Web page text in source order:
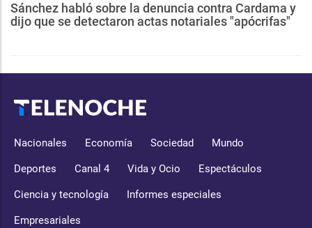
Sánchez habló sobre la denuncia contra Cardama y
dijo que se detectaron actas notariales "apócrifas"
Nacionales Economía Sociedad Mundo
Deportes Canal 4 Vida y Ocio Espectáculos
Ciencia y tecnología Informes especiales
Empresariales